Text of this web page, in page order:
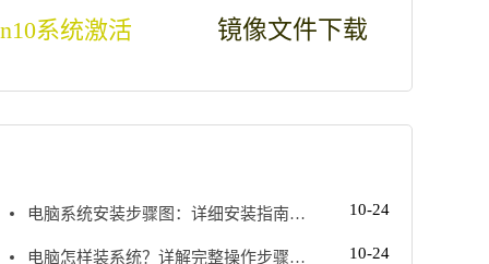
系统激活 镜像文件下载
10-24
10-24